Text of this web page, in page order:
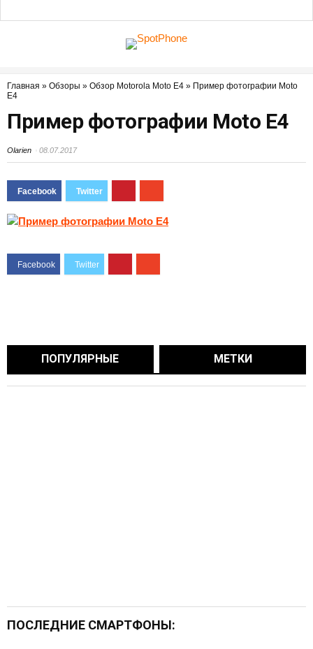
Главная » Обзоры » Обзор Motorola Moto E4 » Пример фотографии Moto
E4
Пример фотографии Moto E4
Olarien 08.07.2017
ПОПУЛЯРНЫЕ МЕТКИ
ПОСЛЕДНИЕ СМАРТФОНЫ: